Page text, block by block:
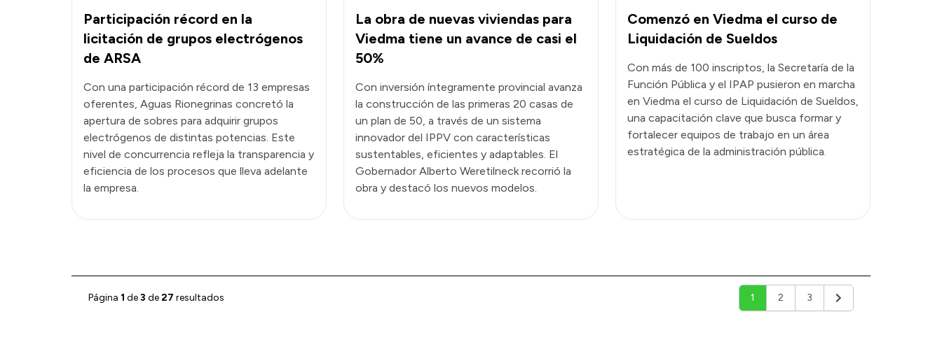
Participación récord en la
licitación de grupos electrógenos
de ARSA
Con una participación récord de 13 empresas
oferentes, Aguas Rionegrinas concretó la
apertura de sobres para adquirir grupos
electrógenos de distintas potencias. Este
nivel de concurrencia refleja la transparencia y
eficiencia de los procesos que lleva adelante
la empresa.
La obra de nuevas viviendas para
Viedma tiene un avance de casi el
50%
Con inversión íntegramente provincial avanza
la construcción de las primeras 20 casas de
un plan de 50, a través de un sistema
innovador del IPPV con características
sustentables, eficientes y adaptables. El
Gobernador Alberto Weretilneck recorrió la
obra y destacó los nuevos modelos.
Comenzó en Viedma el curso de
Liquidación de Sueldos
Con más de 100 inscriptos, la Secretaría de la
Función Pública y el IPAP pusieron en marcha
en Viedma el curso de Liquidación de Sueldos,
una capacitación clave que busca formar y
fortalecer equipos de trabajo en un área
estratégica de la administración pública.
Página 1 de3 de27 resultados 1 2 3 Siguiente